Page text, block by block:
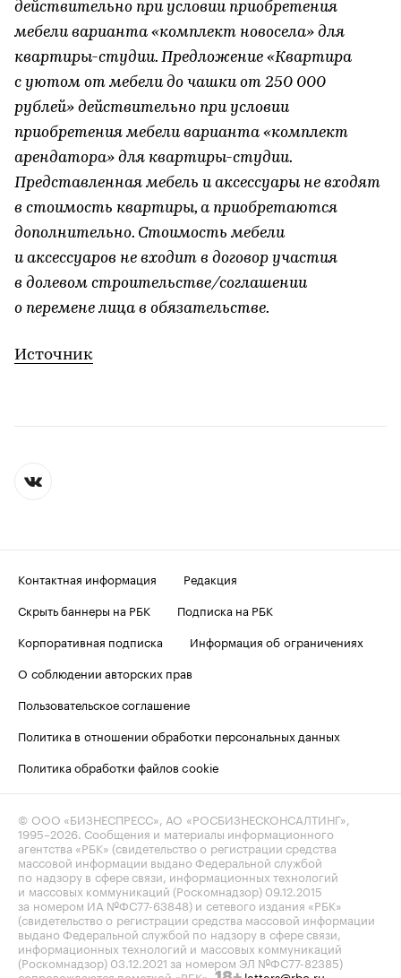
действительно при условии приобретения
мебели варианта «комплект новосела» для
квартиры-студии. Предложение «Квартира
с уютом от мебели до чашки от 250 000
рублей» действительно при условии
приобретения мебели варианта «комплект
арендатора» для квартиры-студии.
Представленная мебель и аксессуары не входят
в стоимость квартиры, а приобретаются
дополнительно. Стоимость мебели
и аксессуаров не входит в договор участия
в долевом строительстве/соглашении
о перемене лица в обязательстве.
Источник
Контактная информация
Редакция
Скрыть баннеры на РБК
Подписка на РБК
Корпоративная подписка
Информация об ограничениях
О соблюдении авторских прав
Пользовательское соглашение
Политика в отношении обработки персональных данных
Политика обработки файлов cookie
© ООО «БИЗНЕСПРЕСС», АО «РОСБИЗНЕСКОНСАЛТИНГ»,
1995–2026. Сообщения и материалы информационного
агентства «РБК» (свидетельство о регистрации средства
массовой информации выдано Федеральной службой
по надзору в сфере связи, информационных технологий
и массовых коммуникаций (Роскомнадзор) 09.12.2015
за номером ИА №ФС77-63848) и сетевого издания «РБК»
(свидетельство о регистрации средства массовой информации
выдано Федеральной службой по надзору в сфере связи,
информационных технологий и массовых коммуникаций
(Роскомнадзор) 03.12.2021 за номером ЭЛ №ФС77-82385)